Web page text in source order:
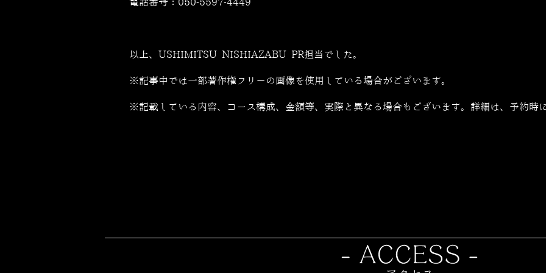
電話番号： 050-5597-4449
以上、USHIMITSU NISHIAZABU PR担当でした。
※記事中では一部著作権フリーの画像を使用している場合がございます。
※記載している内容、コース構成、金額等、実際と異なる場合もございます。詳細は、予約時